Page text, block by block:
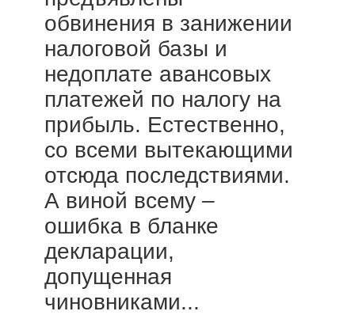
обвинения в занижении
налоговой базы и
недоплате авансовых
платежей по налогу на
прибыль. Естественно,
со всеми вытекающими
отсюда последствиями.
А виной всему –
ошибка в бланке
декларации,
допущенная
чиновниками...